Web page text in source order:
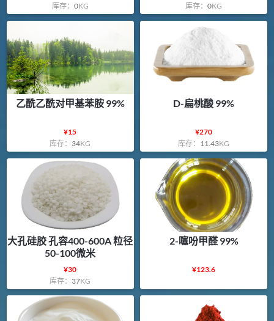
库存： 0KG
库存：0KG
乙酰乙酰对甲基苯胺 99%
¥15
库存： 34KG
D-扁桃酸 99%
¥270
库存： 11.43KG
大孔硅胶 孔容400-600A 粒径
50-100微米
¥30
库存： 37KG
2-噻吩甲醛 99%
¥123.6